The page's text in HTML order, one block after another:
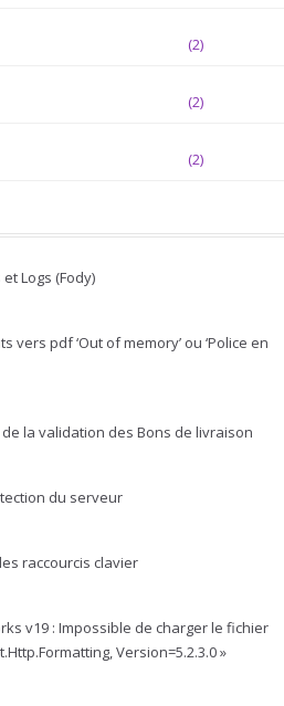
(2)
(2)
(2)
Logs (Fody)
vers pdf ‘Out of memory’ ou ‘Police en
la validation des Bons de livraison
du serveur
raccourcis clavier
v19 : Impossible de charger le fichier
Version=5.2.3.0 »